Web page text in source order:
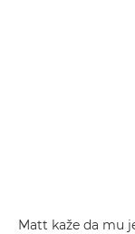
Matt kaže da mu